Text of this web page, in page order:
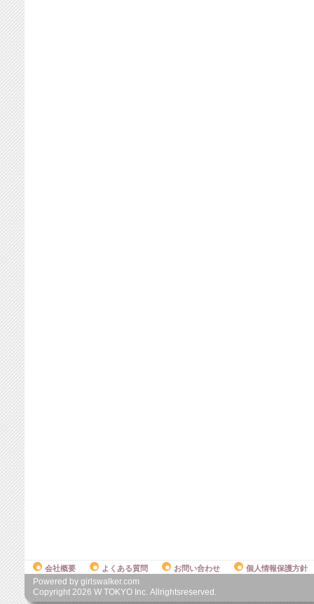
会社概要 よくある質問 お問い合わせ 個人情報保護方針
Powered by girlswalker.com
Copyright 2026 W TOKYO Inc. Allrightsreserved.